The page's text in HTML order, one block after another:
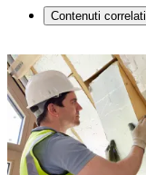
Contenuti correlati